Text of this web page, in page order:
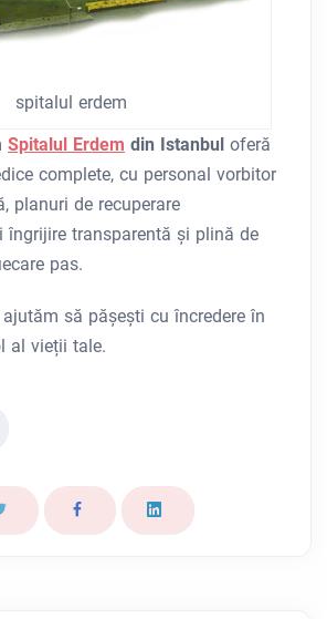
spitalul erdem
Spitalul Erdem din Istanbul oferă
complete, cu personal vorbitor
planuri de recuperare
îngrijire transparentă și plină de
pas.
să pășești cu încredere în
al vieții tale.